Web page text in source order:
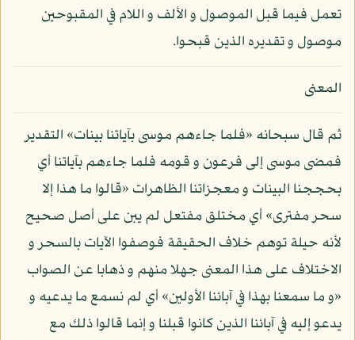
تعمل فيما قبل الموصول و الألف و اللام في المقبوحين
موصول و تقديره الذين قبحوا.
المعنى
ثم قال سبحانه «فلما جاءهم موسى بآياتنا بينات» التقدير
فمضى موسى إلى فرعون و قومه فلما جاءهم بآياتنا أي
بحججنا البينات و معجزاتنا الظاهرات «قالوا ما هذا إلا
سحر مفترى» أي مختلق مفتعل لم يبن على أصل صحيح
لأنه حيلة توهم خلاف الحقيقة فوصفوا الآيات بالسحر و
الاختلاف على هذا المعنى جهلا منهم و ذهابا عن الصواب
«و ما سمعنا بهذا في آبائنا الأولين» أي لم نسمع ما يدعيه و
يدعو إليه في آبائنا الذين كانوا قبلنا و إنما قالوا ذلك مع